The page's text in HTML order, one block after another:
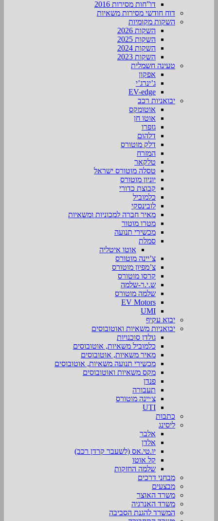
דו”חות מסירות 2016
דוח חודשי מסירות משאיות
השקות מקומיות
השקות 2026
השקות 2025
השקות 2024
השקות 2023
טעינה חשמלית
אפקון
ג’ינרג’י
EV-edge
יבואניות רכב
אוטומקס
אוטו חן
גזפרו
דלהום
דלק מוטורס
המזרח
טלקאר
טסלה מוטורס ישראל
יוניון מוטורס
קבוצת כדורי
כלמוביל
לובינסקי
מאיר חברה למכוניות ומשאיות
מטרו מוטור
מכשירי תנועה
סמלת
אוטו איטליה
צ’יינה מוטורס
צ’מפיון מוטורס
קרסו מוטורס
ש.י.ר-שלמה
שלמה מוטורס
EV Motors
UMI
יבוא עקיף
יבואניות משאיות ואוטובוסים
גולדן סוכנויות
כלמוביל משאיות, אוטובוסים
מאיר משאיות, אוטובוסים
מכשירי תנועה משאיות, אוטובוסים
מקס משאיות ואוטובוסים
פנדן
תעבורה
צ׳יינה מוטורס
UTI
כתבות
ליסינג
אלבר
אלדן
יו.טי.אס (לשעבר קרדן רכב)
קל אוטו
שלמה החזקות
מבחני דרכים
מבצעים
משרד האוצר
משרד האנרגיה
המשרד להגנת הסביבה